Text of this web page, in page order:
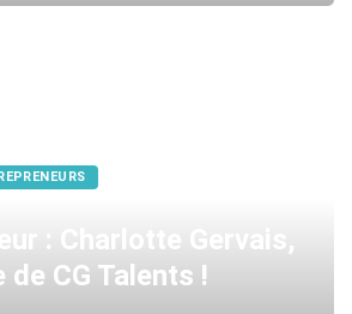
: Charlotte Gervais,
CG Talents !